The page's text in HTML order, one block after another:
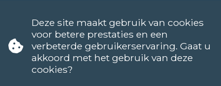
NEDERLANDS (NT2)
CONTACT
FAQ
Wanneer starten de lessen?
Hoe kan ik me inschrijven?
Deze site maakt gebruik van cookies
voor betere prestaties en een
verbeterde gebruikerservaring. Gaat u
akkoord met het gebruik van deze
cookies?